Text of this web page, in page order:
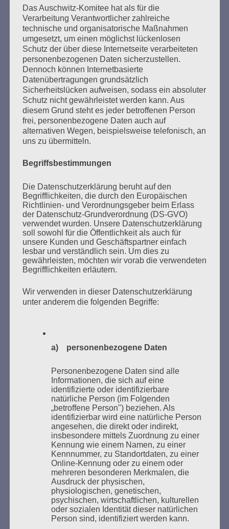
Beiträge
Den Faschismus an seiner Wurzel zu packen, ganz
frei und offen die Probleme anzusprechen, und
dennoch voller Respekt vor der Würde und Freiheit
der Anderen – das ist eine der großen Aufgaben, an
denen die Gesellschaft auf Gedeih und Verderb
nicht scheitern darf.
Esther Bejarano - 24. Januar 2021
SUCHEN
NACH:
MARATHONLESUNG AUS DEN
VERBRANNTEN BÜCHERN
Donnerstag, 21. Mai 2026, 11 – 18 Uhr
Zum 26. Mal gibt es eine Marathonlesung anlässlich
des Gedenkens an die Verbrennung von Büchern am
Kaifu-Ufer – genau an dem Ort, wo im Mai 1933 NS-
Studentenorganisationen und Burschenschaftler
Bücher verbrannten.
Weitere Informationen: lesezeichen-setzen.de
GEDENKEN UND ERINNERN BEGINNT IN
UNSERER NACHBARSCHAFT
Das Auschwitz-Komitee hat als für die
Verarbeitung Verantwortlicher zahlreiche
technische und organisatorische Maßnahmen
umgesetzt, um einen möglichst lückenlosen
Schutz der über diese Internetseite verarbeiteten
personenbezogenen Daten sicherzustellen.
Dennoch können Internetbasierte
Datenübertragungen grundsätzlich
Sicherheitslücken aufweisen, sodass ein absoluter
Schutz nicht gewährleistet werden kann. Aus
diesem Grund steht es jeder betroffenen Person
frei, personenbezogene Daten auch auf
alternativen Wegen, beispielsweise telefonisch, an
uns zu übermitteln.
Begriffsbestimmungen
Die Datenschutzerklärung beruht auf den
Begrifflichkeiten, die durch den Europäischen
Richtlinien- und Verordnungsgeber beim Erlass
der Datenschutz-Grundverordnung (DS-GVO)
verwendet wurden. Unsere Datenschutzerklärung
soll sowohl für die Öffentlichkeit als auch für
unsere Kunden und Geschäftspartner einfach
lesbar und verständlich sein. Um dies zu
gewährleisten, möchten wir vorab die verwendeten
Begrifflichkeiten erläutern.
Wir verwenden in dieser Datenschutzerklärung
unter anderem die folgenden Begriffe:
a) personenbezogene Daten
Personenbezogene Daten sind alle
Informationen, die sich auf eine
identifizierte oder identifizierbare
natürliche Person (im Folgenden
„betroffene Person") beziehen. Als
identifizierbar wird eine natürliche Person
angesehen, die direkt oder indirekt,
insbesondere mittels Zuordnung zu einer
Kennung wie einem Namen, zu einer
Kennnummer, zu Standortdaten, zu einer
Online-Kennung oder zu einem oder
mehreren besonderen Merkmalen, die
Ausdruck der physischen,
physiologischen, genetischen,
psychischen, wirtschaftlichen, kulturellen
oder sozialen Identität dieser natürlichen
Person sind, identifiziert werden kann.